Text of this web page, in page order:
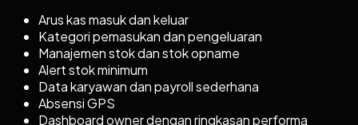
Arus kas masuk dan keluar
Kategori pemasukan dan pengeluaran
Manajemen stok dan stok opname
Alert stok minimum
Data karyawan dan payroll sederhana
Absensi GPS
Dashboard owner dengan ringkasan performa